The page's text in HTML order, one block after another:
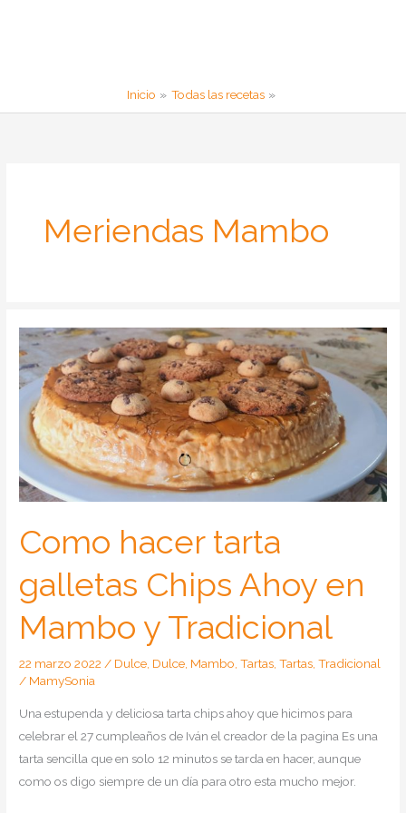
Inicio Todas las recetas
Meriendas Mambo
Como hacer tarta
galletas Chips Ahoy en
Mambo y Tradicional
22 marzo 2022/ Dulce, Dulce, Mambo,Tartas,Tartas,Tradicional
/ MamySonia
Una estupenda y deliciosa tarta chips ahoy que hicimos para
celebrar el 27 cumpleaños de Iván el creador de la pagina Es una
tarta sencilla que en solo 12 minutos se tarda en hacer, aunque
como os digo siempre de un día para otro esta mucho mejor.